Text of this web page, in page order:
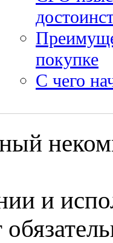
покупке
С чего
и